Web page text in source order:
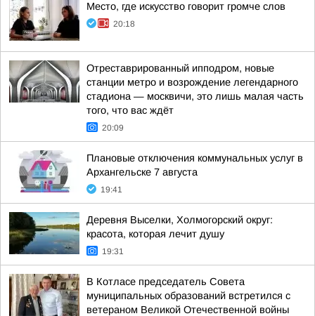
Место, где искусство говорит громче слов
20:18
Отреставрированный ипподром, новые
станции метро и возрождение легендарного
стадиона — москвичи, это лишь малая часть
того, что вас ждёт
20:09
Плановые отключения коммунальных услуг в
Архангельске 7 августа
19:41
Деревня Выселки, Холмогорский округ:
красота, которая лечит душу
19:31
В Котласе председатель Совета
муниципальных образований встретился с
ветераном Великой Отечественной войны